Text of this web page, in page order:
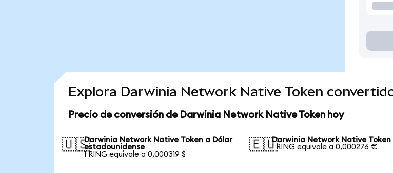
Explora Darwinia Network Native Token
Precio de conversión de Darwinia Network Native Token hoy
🇺🇸Darwinia Network Native Token a Dólar
estadounidense
1 RING equivale a 0,000319 $
🇪🇺Darwinia Network Native Token
1 RING equivale a 0,000276 €